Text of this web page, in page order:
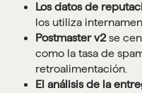
Los datos de
los utiliza
Postmaster v2 se
como la tasa de
retroalimentación.
El análisis de la